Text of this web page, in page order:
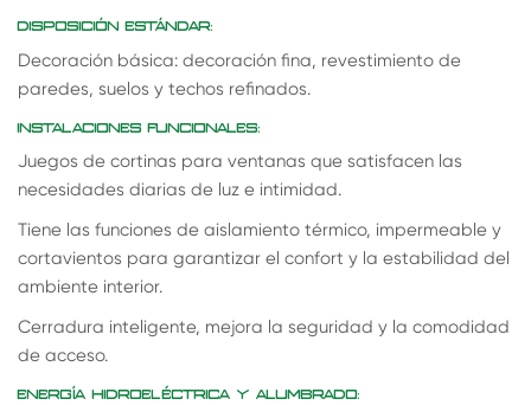
DISPOSICIÓN ESTÁNDAR:
Decoración básica: decoración fina, revestimiento de
paredes, suelos y techos refinados.
INSTALACIONES FUNCIONALES:
Juegos de cortinas para ventanas que satisfacen las
necesidades diarias de luz e intimidad.
Tiene las funciones de aislamiento térmico, impermeable y
cortavientos para garantizar el confort y la estabilidad del
ambiente interior.
Cerradura inteligente, mejora la seguridad y la comodidad
de acceso.
ENERGÍA HIDROELÉCTRICA Y ALUMBRADO: